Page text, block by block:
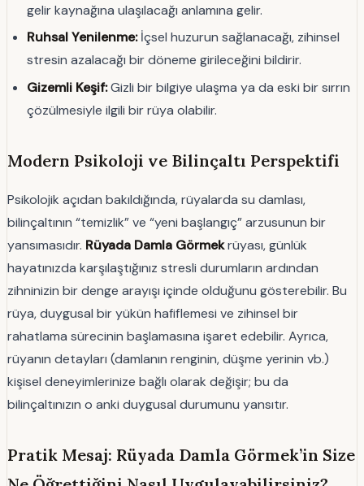
gelir kaynağına ulaşılacağı anlamına gelir.
Ruhsal Yenilenme:İçsel huzurun sağlanacağı, zihinsel
stresin azalacağı bir döneme girileceğini bildirir.
Gizemli Keşif:Gizli bir bilgiye ulaşma ya da eski bir sırrın
çözülmesiyle ilgili bir rüya olabilir.
Modern Psikoloji ve Bilinçaltı Perspektifi
Psikolojik açıdan bakıldığında, rüyalarda su damlası,
bilinçaltının “temizlik” ve “yeni başlangıç” arzusunun bir
yansımasıdır. Rüyada Damla Görmekrüyası, günlük
hayatınızda karşılaştığınız stresli durumların ardından
zihninizin bir denge arayışı içinde olduğunu gösterebilir. Bu
rüya, duygusal bir yükün hafiflemesi ve zihinsel bir
rahatlama sürecinin başlamasına işaret edebilir. Ayrıca,
rüyanın detayları (damlanın renginin, düşme yerinin vb.)
kişisel deneyimlerinize bağlı olarak değişir; bu da
bilinçaltınızın o anki duygusal durumunu yansıtır.
Pratik Mesaj: Rüyada Damla Görmek’in Size